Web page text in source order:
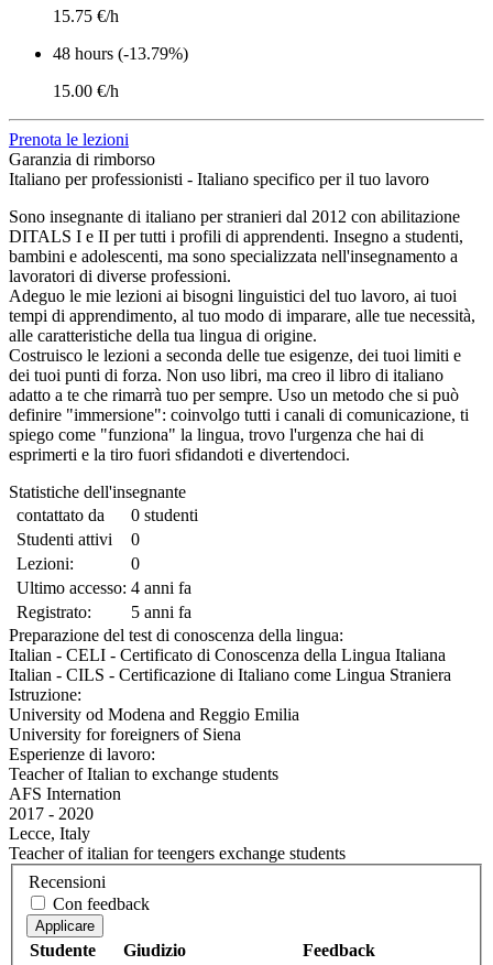
15.75 €/h
48 hours (-13.79%)
15.00 €/h
Prenota le lezioni
Garanzia di rimborso
Italiano per professionisti - Italiano specifico per il tuo lavoro
Sono insegnante di italiano per stranieri dal 2012 con abilitazione
DITALS I e II per tutti i profili di apprendenti. Insegno a studenti,
bambini e adolescenti, ma sono specializzata nell'insegnamento a
lavoratori di diverse professioni.
Adeguo le mie lezioni ai bisogni linguistici del tuo lavoro, ai tuoi
tempi di apprendimento, al tuo modo di imparare, alle tue necessità,
alle caratteristiche della tua lingua di origine.
Costruisco le lezioni a seconda delle tue esigenze, dei tuoi limiti e
dei tuoi punti di forza. Non uso libri, ma creo il libro di italiano
adatto a te che rimarrà tuo per sempre. Uso un metodo che si può
definire "immersione": coinvolgo tutti i canali di comunicazione, ti
spiego come "funziona" la lingua, trovo l'urgenza che hai di
esprimerti e la tiro fuori sfidandoti e divertendoci.
Statistiche dell'insegnante
contattato da
0 studenti
Studenti attivi
0
Lezioni:
0
Ultimo accesso: 4 anni fa
Registrato:
5 anni fa
Preparazione del test di conoscenza della lingua:
Italian - CELI - Certificato di Conoscenza della Lingua Italiana
Italian - CILS - Certificazione di Italiano come Lingua Straniera
Istruzione:
University od Modena and Reggio Emilia
University for foreigners of Siena
Esperienze di lavoro:
Teacher of Italian to exchange students
AFS Internation
2017 - 2020
Lecce, Italy
Teacher of italian for teengers exchange students
Recensioni
Con feedback
Applicare
Studente Giudizio Feedback